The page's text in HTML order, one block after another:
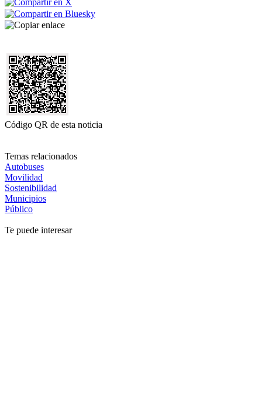
Código QR de esta noticia
Temas relacionados
Autobuses
Movilidad
Sostenibilidad
Municipios
Público
Te puede interesar